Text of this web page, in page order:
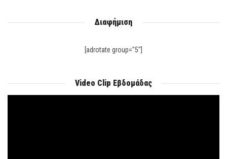
Διαφήμιση
[adrotate group="5"]
Video Clip Εβδομάδας